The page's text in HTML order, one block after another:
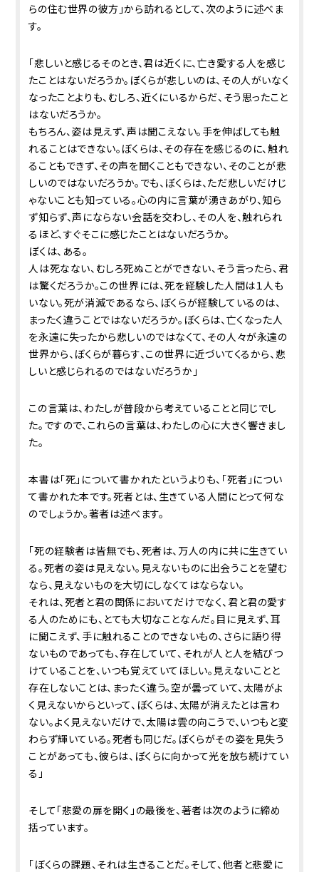
らの住む世界の彼方」から訪れるとして、次のように述べま
す。
「悲しいと感じるそのとき、君は近くに、亡き愛する人を感じ
たことはないだろうか。ぼくらが悲しいのは、その人がいなく
なったことよりも、むしろ、近くにいるからだ、そう思ったこと
はないだろうか。
もちろん、姿は見えず、声は聞こえない。手を伸ばしても触
れることはできない。ぼくらは、その存在を感じるのに、触れ
ることもできず、その声を聞くこともできない、そのことが悲
しいのではないだろうか。でも、ぼくらは、ただ悲しいだけじ
ゃないことも知っている。心の内に言葉が湧きあがり、知ら
ず知らず、声にならない会話を交わし、その人を、触れられ
るほど、すぐそこに感じたことはないだろうか。
ぼくは、ある。
人は死なない、むしろ死ぬことができない、そう言ったら、君
は驚くだろうか。この世界には、死を経験した人間は１人も
いない。死が消滅であるなら、ぼくらが経験しているのは、
まったく違うことではないだろうか。ぼくらは、亡くなった人
を永遠に失ったから悲しいのではなくて、その人々が永遠の
世界から、ぼくらが暮らす、この世界に近づいてくるから、悲
しいと感じられるのではないだろうか」
この言葉は、わたしが普段から考えていることと同じでし
た。ですので、これらの言葉は、わたしの心に大きく響きまし
た。
本書は「死」について書かれたというよりも、「死者」につい
て書かれた本です。死者とは、生きている人間にとって何な
のでしょうか。著者は述べます。
「死の経験者は皆無でも、死者は、万人の内に共に生きてい
る。死者の姿は見えない。見えないものに出会うことを望む
なら、見えないものを大切にしなくてはならない。
それは、死者と君の関係においてだけでなく、君と君の愛す
る人のためにも、とても大切なことなんだ。目に見えず、耳
に聞こえず、手に触れることのできないもの、さらに語り得
ないものであっても、存在していて、それが人と人を結びつ
けていることを、いつも覚えていてほしい。見えないことと
存在しないことは、まったく違う。空が曇っていて、太陽がよ
く見えないからといって、ぼくらは、太陽が消えたとは言わ
ない。よく見えないだけで、太陽は雲の向こうで、いつもと変
わらず輝いている。死者も同じだ。ぼくらがその姿を見失う
ことがあっても、彼らは、ぼくらに向かって光を放ち続けてい
る」
そして「悲愛の扉を開く」の最後を、著者は次のように締め
括っています。
「ぼくらの課題、それは生きることだ。そして、他者と悲愛に